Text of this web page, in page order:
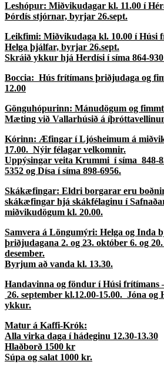
Leshópur: Miðvikudagar kl. 11.00 í
Þórdís stjórnar, byrjar 26.sept.
Leikfimi: Miðvikudaga kl. 10.00 í Húsi
Helga þjálfar, byrjar 26.sept.
Skráið ykkur hjá Herdísi í síma 864-
Boccia: Hús frítímans þriðjudaga og
12.00
Gönguhópurinn: Mánudögum og
Mæting við Vallarhúsið á
Kórinn: Æfingar í Ljósheimum á
17.00. Nýir félagar velkomnir.
Uppýsingar veita Krummi í síma 848-
5352 og Dísa í síma 898-6956.
Skákæfingar: Eldri borgarar eru
skákæfingar hjá skákfélaginu í
miðvikudögum kl. 20.00.
Samvera á Löngumýri: Helga og Inda
þriðjudagana 2. og 23. október 6. og
desember.
Byrjum að vanda kl. 13.30.
Handavinna og föndur í Húsi
26. september kl.12.00-15.00. Jóna og
ykkur.
Matur á Kaffi-Krók:
Alla virka daga í hádeginu 12.30-13.30
Hlaðborð 1500 kr
Súpa og salat 1000 kr.